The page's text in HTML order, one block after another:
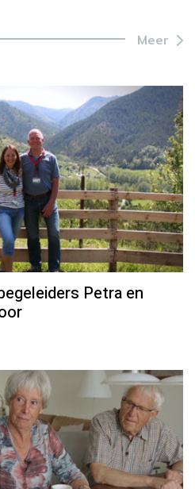
Meer
Petra en